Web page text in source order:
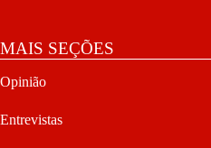
MAIS SEÇÕES
Opinião
Entrevistas